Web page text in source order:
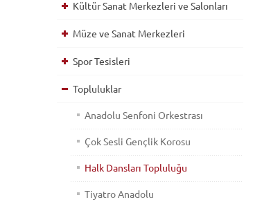
Kültür Sanat Merkezleri ve Salonları
Müze ve Sanat Merkezleri
Spor Tesisleri
Topluluklar
Anadolu Senfoni Orkestrası
Çok Sesli Gençlik Korosu
Halk Dansları Topluluğu
Tiyatro Anadolu